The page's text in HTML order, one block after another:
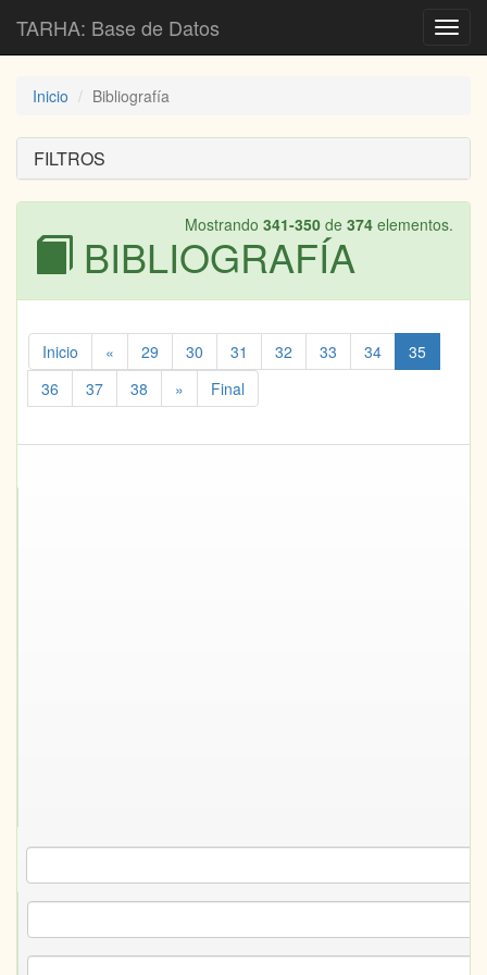
TARHA: Base de Datos
Inicio Bibliografía
FILTROS
Mostrando 341-350 de 374 elementos.
BIBLIOGRAFÍA
Inicio « 29 30 31 32 33 34
35
36
37 38 » Final